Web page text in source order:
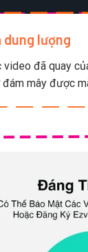
lượng
đã quay
mây được